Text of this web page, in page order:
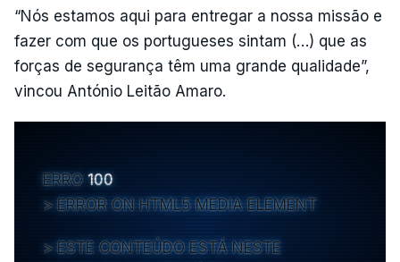
“Nós estamos aqui para entregar a nossa missão e
fazer com que os portugueses sintam (…) que as
forças de segurança têm uma grande qualidade”,
vincou António Leitão Amaro.
ERRO 100
ERROR ON HTML5 MEDIA ELEMENT
ESTE CONTEÚDO ESTÁ NESTE